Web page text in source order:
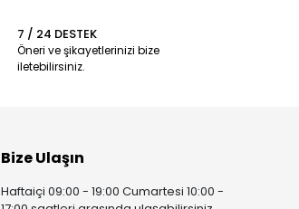
7 / 24 DESTEK
Öneri ve şikayetlerinizi bize
iletebilirsiniz.
Bize Ulaşın
Haftaiçi 09:00 - 19:00 Cumartesi 10:00 -